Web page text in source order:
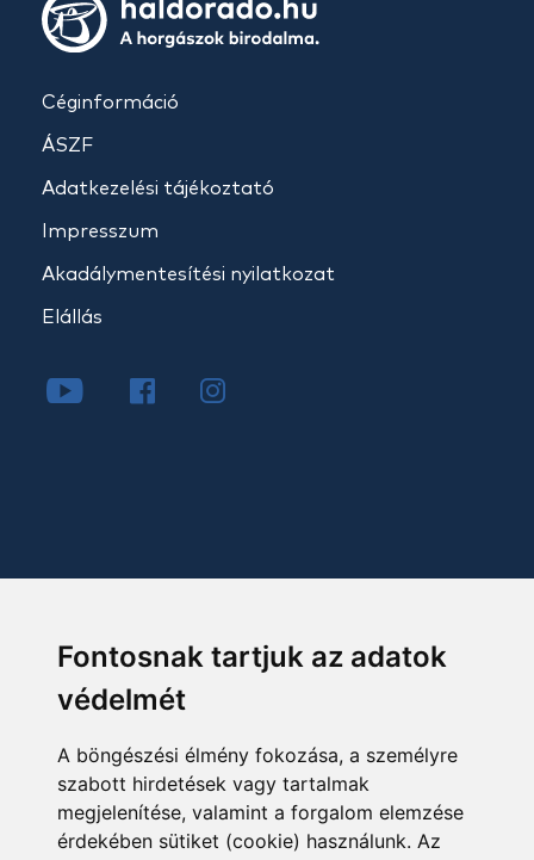
Fontosnak tartjuk az adatok
védelmét
A böngészési élmény fokozása, a személyre
szabott hirdetések vagy tartalmak
megjelenítése, valamint a forgalom elemzése
érdekében sütiket (cookie) használunk. Az
Céginformáció
ÁSZF
Adatkezelési tájékoztató
Impresszum
Akadálymentesítési nyilatkozat
Elállás